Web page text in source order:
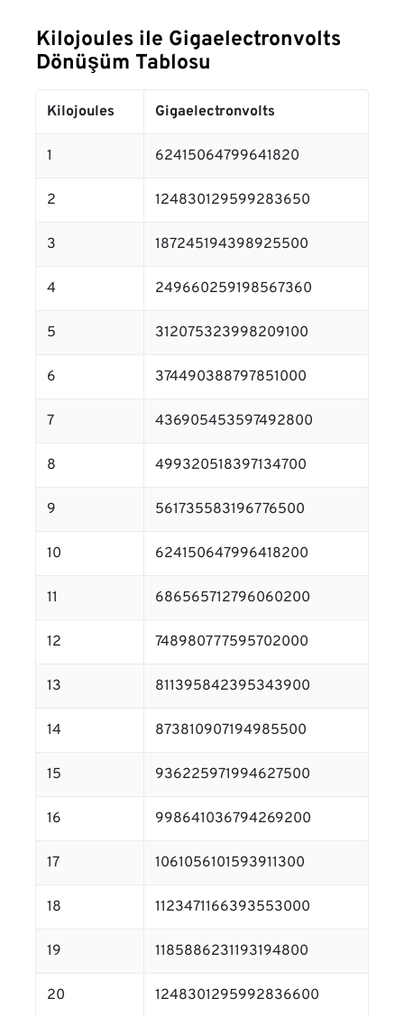
Kilojoules ile Gigaelectronvolts
Dönüşüm Tablosu
Kilojoules Gigaelectronvolts
1 62415064799641820
2 124830129599283650
3 187245194398925500
4 249660259198567360
5 312075323998209100
6 374490388797851000
7 436905453597492800
8 499320518397134700
9 561735583196776500
10 624150647996418200
11 686565712796060200
12 748980777595702000
13 811395842395343900
14 873810907194985500
15 936225971994627500
16 998641036794269200
17 1061056101593911300
18 1123471166393553000
19 1185886231193194800
20 1248301295992836600